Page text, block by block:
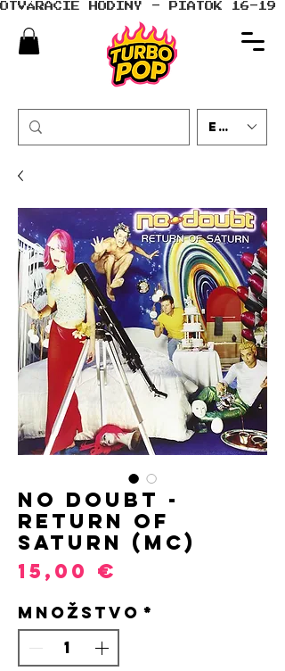
OTVÁRACIE HODINY - PIATOK 16-19
EUR (€)
No Doubt -
Return of
Saturn (MC)
15,00 €
Množstvo *